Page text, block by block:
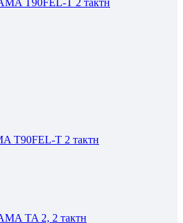
T90FEL-T 2 тактн